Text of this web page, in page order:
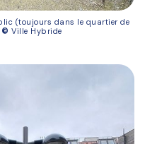
(toujours dans le quartier de
©Ville Hybride